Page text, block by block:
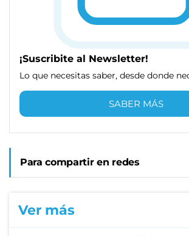
¡Suscribite al Newsletter!
Lo que necesitas saber, desde donde
SABER MÁS
Para compartir en redes
Ver más